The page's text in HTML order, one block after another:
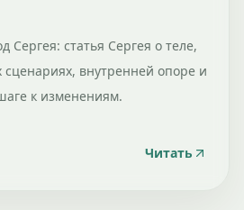
Сергея: статья Сергея о теле,
сценариях, внутренней опоре и
к изменениям.
Читать